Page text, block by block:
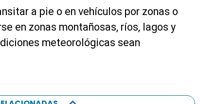
a pie o en vehículos por zonas o
en zonas montañosas, ríos, lagos y
meteorológicas sean